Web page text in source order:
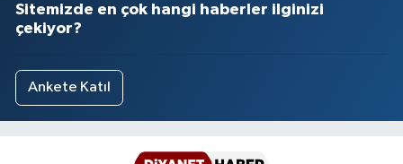
Sitemizde en çok hangi haberler ilginizi
çekiyor?
Ankete Katıl
Sinop Müftülüğü
Sivas Müftülüğü